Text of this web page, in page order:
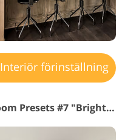
Interiör förinställning
Interiörfotografering Lightroom Presets #7 "Bright Shadows"